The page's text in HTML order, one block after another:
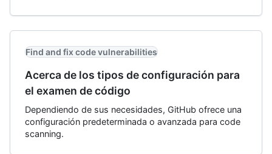
Find and fix code vulnerabilities
Acerca de los tipos de configuración para
el examen de código
Dependiendo de sus necesidades, GitHub ofrece una
configuración predeterminada o avanzada para code
scanning.